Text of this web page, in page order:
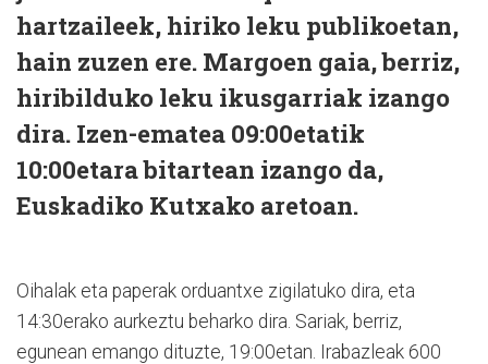
hartzaileek, hiriko leku publikoetan,
hain zuzen ere. Margoen gaia, berriz,
hiribilduko leku ikusgarriak izango
dira. Izen-ematea 09:00etatik
10:00etara bitartean izango da,
Euskadiko Kutxako aretoan.
Oihalak eta paperak orduantxe zigilatuko dira, eta
14:30erako aurkeztu beharko dira. Sariak, berriz,
egunean emango dituzte, 19:00etan. Irabazleak 600